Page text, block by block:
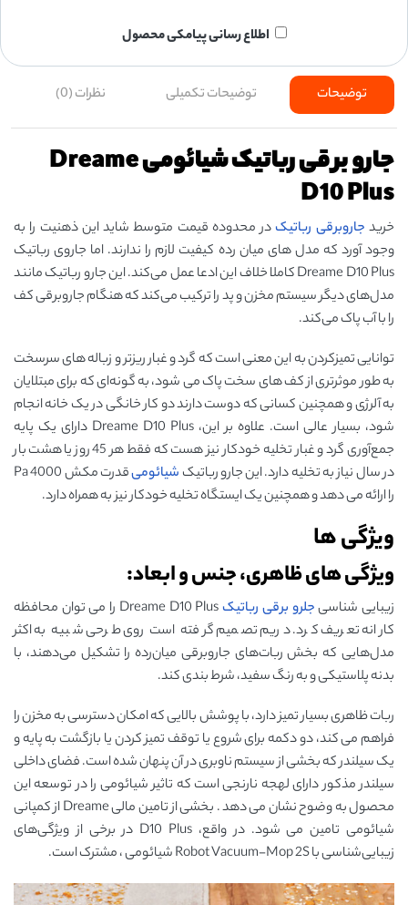
اطلاع رسانی پیامکی محصول
توضیحات توضیحات تکمیلی نظرات (0)
جارو برقی رباتیک شیائومی Dreame
D10 Plus
خرید جاروبرقی رباتیکدر محدوده قیمت متوسط شاید این ذهنیت را به
وجود آورد که مدل ‌های میان ‌رده کیفیت لازم را ندارند. اما جاروی رباتیک
Dreame D10 Plus کاملا خلاف این ادعا عمل می‌کند. این جارو رباتیک مانند
مدل‌های دیگر سیستم مخزن و پد را ترکیب می‌کند که هنگام جاروبرقی کف
را با آب پاک می‌کند.
توانایی تمیزکردن به این معنی است که گرد و غبار ریزتر و زباله‌ های سرسخت
به طور موثرتری از کف‌ های سخت پاک می ‌شود، به گونه‌ای که برای مبتلایان
به آلرژی و همچنین کسانی که دوست دارند دو کار خانگی در یک خانه انجام
شود، بسیار عالی است. علاوه بر این، Dreame D10 Plus دارای یک پایه
جمع‌آوری گرد و غبار تخلیه خودکار نیز هست که فقط هر 45 روز یا هشت بار
در سال نیاز به تخلیه دارد. این جارو رباتیک شیائومی
قدرت مکش 4000 Pa
را ارائه می دهد و همچنین یک ایستگاه تخلیه خودکار نیز به همراه دارد.
ویژگی ها
ویژگی های ظاهری، جنس و ابعاد:
زیبایی شناسیجلرو برقی رباتیک
Dreame D10 Plus را می توان محافظه
کارانه تعریف کرد. دریم تصمیم گرفته است روی طرحی شبیه به اکثر
مدل‌هایی که بخش ربات‌های جاروبرقی میان‌رده را تشکیل می‌دهند، با
بدنه پلاستیکی و به رنگ سفید، شرط بندی کند.
ربات ظاهری بسیار تمیز دارد، با پوشش بالایی که امکان دسترسی به مخزن را
فراهم می کند، دو دکمه برای شروع یا توقف تمیز کردن یا بازگشت به پایه و
یک سیلندر که بخشی از سیستم ناوبری در آن پنهان شده است. فضای داخلی
سیلندر مذکور دارای لهجه نارنجی است که تاثیر شیائومی را در توسعه این
محصول به وضوح نشان می دهد . بخشی از تامین مالی Dreame از کمپانی
شیائومی تامین می شود. در واقع، D10 Plus در برخی از ویژگی‌های
زیبایی‌شناسی با Robot Vacuum-Mop 2S شیائومی ، مشترک است.